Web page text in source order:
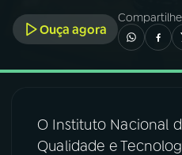
A RÁDIO
03PROGRAMAÇÃO
04PROGRAMAS
Ouça agora
Compartilhe
O Instituto Nacional
Qualidade e